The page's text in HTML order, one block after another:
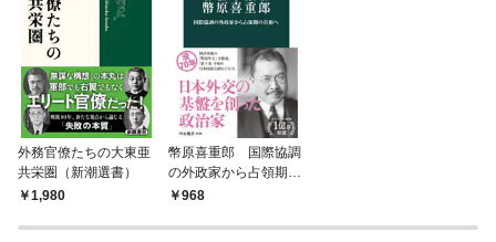
外務官僚たちの大東亜
共栄圏（新潮選書）
1,980
幣原喜重郎 国際協調
の外政家から占領期の
首相へ
968